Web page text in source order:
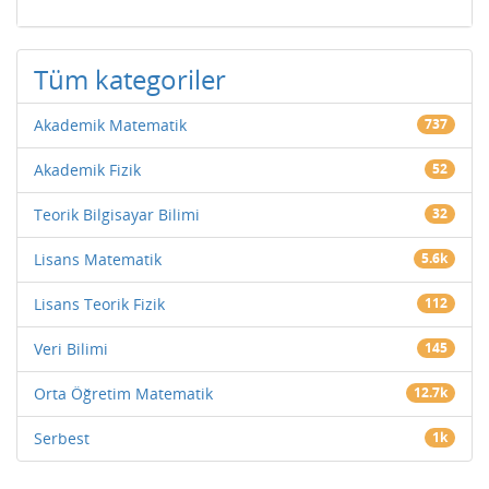
Tüm kategoriler
Akademik Matematik 737
Akademik Fizik 52
Teorik Bilgisayar Bilimi 32
Lisans Matematik 5.6k
Lisans Teorik Fizik 112
Veri Bilimi 145
Orta Öğretim Matematik 12.7k
Serbest 1k